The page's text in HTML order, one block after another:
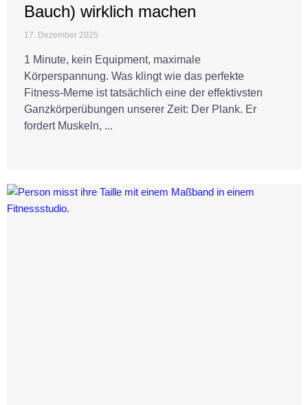
Bauch) wirklich machen
17. Dezember 2025
1 Minute, kein Equipment, maximale
Körperspannung. Was klingt wie das perfekte
Fitness-Meme ist tatsächlich eine der effektivsten
Ganzkörperübungen unserer Zeit: Der Plank. Er
fordert Muskeln, ...